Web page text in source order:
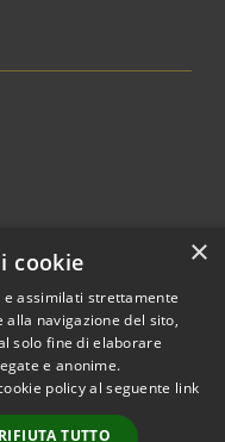
© 2026 • Comune di
Terme Lari • Powered
byMunicipium Accesso
×
cookie
e assimilati strettamente
navigazione del sito,
solo fine di elaborare
e anonime.
policy al seguente link
RIFIUTA TUTTO